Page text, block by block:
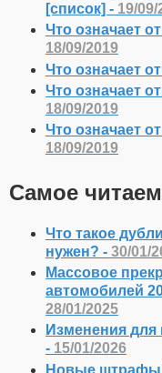
[список] - 19/09/
Что означает
18/09/2019
Что означает
Что означает
18/09/2019
Что означает
18/09/2019
Самое
Что такое
нужен? - 30/01/
Массовое
автомобилей
28/01/2025
Изменения для
- 15/01/2026
Новые штрафы